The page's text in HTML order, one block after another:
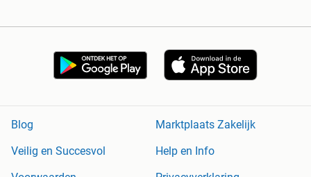
Blog
Marktplaats Zakelijk
Veilig en Succesvol
Help en Info